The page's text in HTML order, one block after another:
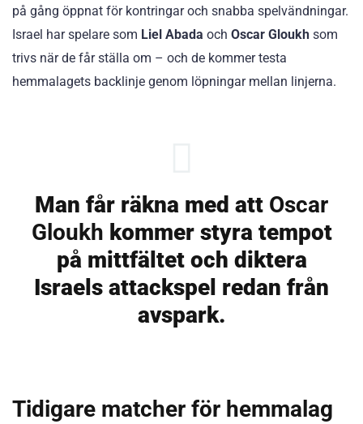
på gång öppnat för kontringar och snabba spelvändningar.
Israel har spelare som Liel Abada och Oscar Gloukh som
trivs när de får ställa om – och de kommer testa
hemmalagets backlinje genom löpningar mellan linjerna.
Man får räkna med att Oscar
Gloukh kommer styra tempot
på mittfältet och diktera
Israels attackspel redan från
avspark.
Tidigare matcher för hemmalag